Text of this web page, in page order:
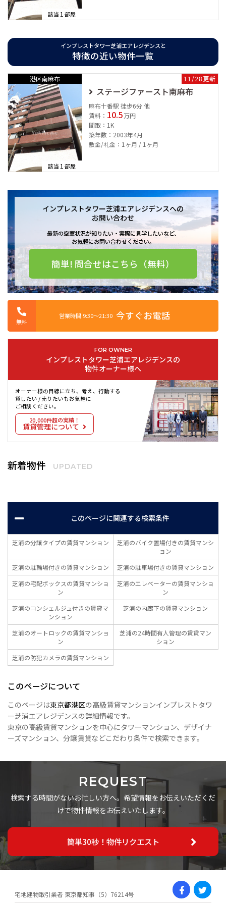
アの豊かな緑と水のせせらぎをも享受できる贅沢なロケーショ
◇新築分譲タワーマンション◇３駅５路線利用可◇充実の最新設
備◇スーパー近隣◇
■オートロック
■宅配ボックス
■ディンプルキー
■TVモニタホン
■玄関ダブルロック
■フロントサービス
■エレベーター複数基
■各階ゴミ置き場
■敷地内ゴミ置き場
■内廊下
■免震・耐震・制震
■駐車場
■駐輪場
■ＢＳ・ＣＳ・ＣＡＴＶ
の分譲賃貸タワーマンションです。
港区で長い間営業し、港区とともに成長してきたユウキホームが自信
をもってご紹介できる物件です。
最も近いJR山手線田町駅からは徒歩8分の好立地です。さらにJR京浜
宅配ボックスがございますので、普段忙しく荷物を受け取れない方に
該当1部屋
インプレストタワー芝浦エアレジデンスと
特徴の近い物件一覧
港区南麻布 11/28更新
該当1部屋
ステージファースト南麻布
麻布十番駅 徒歩6分 他
賃料： 10.5 万円
間取：1K
築年数：2003年4月
敷金/礼金：1ヶ月 / 1ヶ月
インプレストタワー芝浦エアレジデンスへの
お問い合わせ
最新の空室状況が知りたい・実際に見学したいなど、
お気軽にお問い合わせください。
簡単! 問合せはこちら（無料）
無料
営業時間 9:30〜21:30 今すぐお電話
FOR OWNER
インプレストタワー芝浦エアレジデンスの
物件オーナー様へ
オーナー様の目線に立ち、考え、行動する
貸したい / 売りたいもお気軽に
ご相談ください。
20,000件超の実績！
賃貸管理について
新着物件 UPDATED
このページに関連する検索条件
芝浦の分譲タイプの賃貸マンション
芝浦のバイク置場付きの賃貸マンシ
ョン
芝浦の駐輪場付きの賃貸マンション
芝浦の駐車場付きの賃貸マンション
芝浦の宅配ボックスの賃貸マンショ
ン
芝浦のエレベーターの賃貸マンショ
ン
芝浦のコンシェルジュ付きの賃貸マ
ンション
芝浦の内廊下の賃貸マンション
芝浦のオートロックの賃貸マンショ
ン
芝浦の24時間有人管理の賃貸マン
ション
芝浦の防犯カメラの賃貸マンション
このページについて
このページは東京都港区の高級賃貸マンションインプレストタワ
ー芝浦エアレジデンスの詳細情報です。
東京の高級賃貸マンションを中心にタワーマンション、デザイナ
ーズマンション、分譲賃貸などこだわり条件で検索できます。
REQUEST
検索する時間がないお忙しい方へ。希望情報をお伝えいただくだ
けで物件情報をお伝えいたします。
簡単30秒！物件リクエスト
宅地建物取引業者 東京都知事（5）76214号